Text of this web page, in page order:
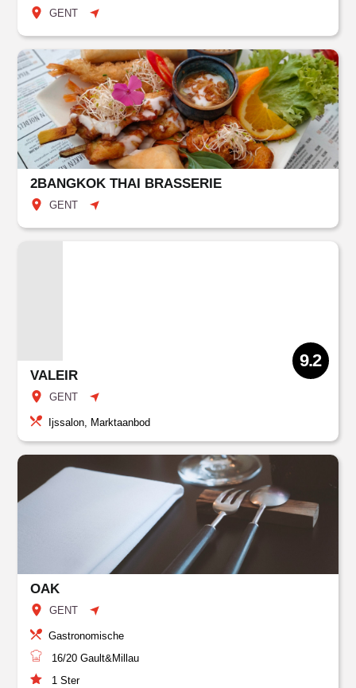
GENT
2BANGKOK THAI BRASSERIE
GENT
VALEIR
GENT
9.2
Ijssalon, Marktaanbod
OAK
GENT
Gastronomische
16/20 Gault&Millau
1 Ster